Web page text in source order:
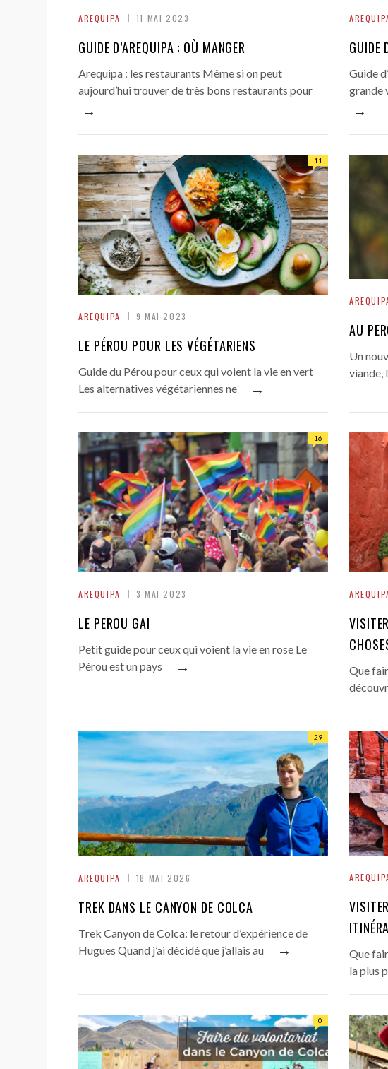
AREQUIPA 11 MAI 2023
GUIDE D’AREQUIPA : OÙ MANGER
Arequipa : les restaurants Même si on peut
aujourd’hui trouver de très bons restaurants pour
→
GUIDE
Guide
grande
→
AREQUIPA 9 MAI 2023
11
LE PÉROU POUR LES VÉGÉTARIENS
Guide du Pérou pour ceux qui voient la vie en vert
Les alternatives végétariennes ne
→
AU
Un
viande,
AREQUIPA 3 MAI 2023
16
LE PEROU GAI
Petit guide pour ceux qui voient la vie en rose Le
Pérou est un pays
→
Que
AREQUIPA 18 MAI 2026
29
TREK DANS LE CANYON DE COLCA
Trek Canyon de Colca: le retour d’expérience de
Hugues Quand j’ai décidé que j’allais au
→
Que
la plus
0